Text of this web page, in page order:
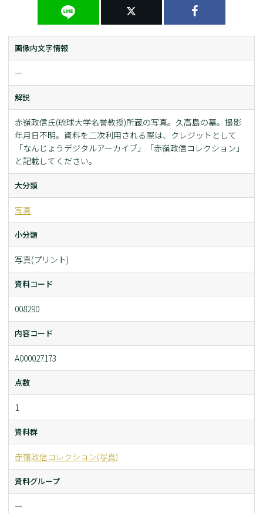
画像内文字情報
ー
解説
赤嶺政信氏(琉球大学名誉教授)所蔵の写真。久高島の墓。撮影
年月日不明。資料を二次利用される際は、クレジットとして
「なんじょうデジタルアーカイブ」「赤嶺政信コレクション」
と記載してください。
大分類
写真
小分類
写真(プリント)
資料コード
008290
内容コード
A000027173
点数
1
資料群
赤嶺政信コレクション(写真)
資料グループ
ー